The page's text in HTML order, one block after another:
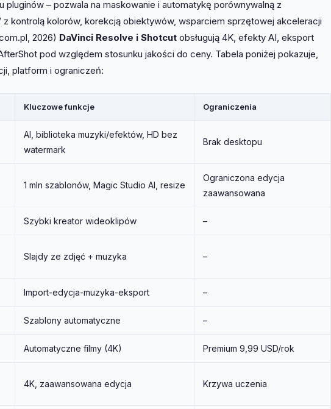
– pozwala na maskowanie i automatykę porównywalną z
z kontrolą kolorów, korekcją obiektywów, wsparciem sprzętowej akceleracji
2026) DaVinci Resolve i Shotcut obsługują 4K, efekty AI, eksport
pod względem stosunku jakości do ceny. Tabela poniżej pokazuje,
platform i ograniczeń:
Kluczowe funkcje Ograniczenia
AI, biblioteka muzyki/efektów, HD bez
watermark
Brak desktopu
1 mln szablonów, Magic Studio AI, resize
Ograniczona edycja
zaawansowana
Szybki kreator wideoklipów –
Slajdy ze zdjęć + muzyka –
Import-edycja-muzyka-eksport –
Szablony automatyczne –
Automatyczne filmy (4K) Premium 9,99 USD/rok
4K, zaawansowana edycja Krzywa uczenia